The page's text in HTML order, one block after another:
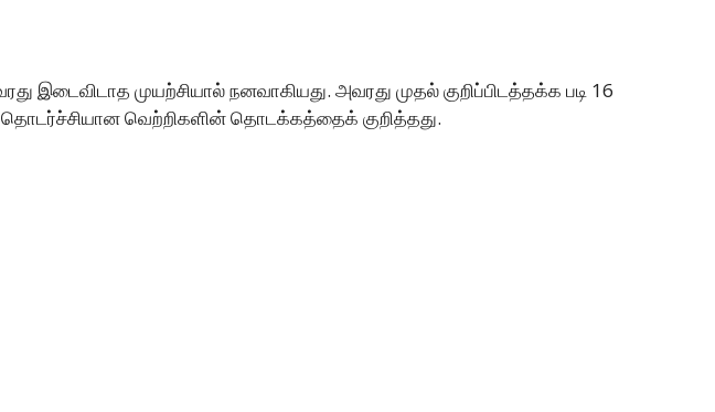
இடைவிடாத முயற்சியால் நனவாகியது. அவரது முதல் குறிப்பிடத்தக்க படி 16
தொடர்ச்சியான வெற்றிகளின் தொடக்கத்தைக் குறித்தது.